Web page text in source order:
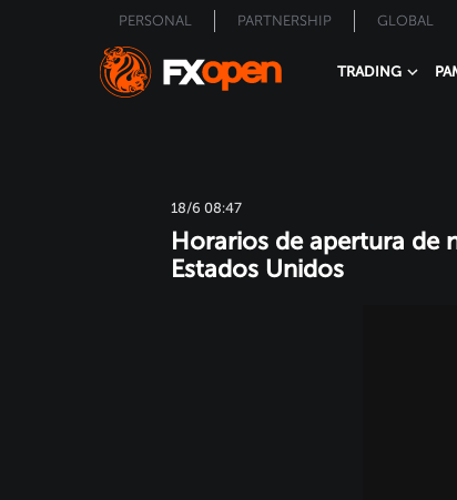
PERSONAL PARTNERSHIP GLOBAL
TRADING
18/6 08:47
Horarios de apertura de
Estados Unidos